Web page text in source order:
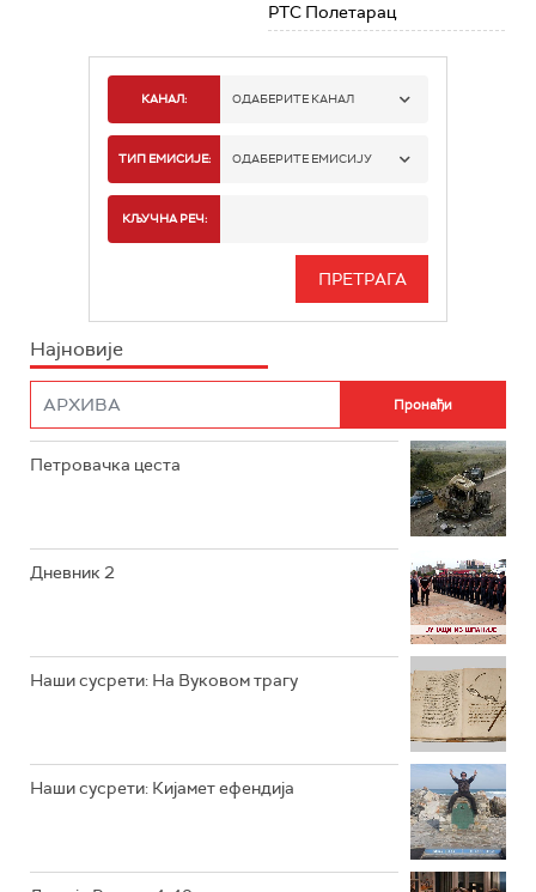
РТС Полетарац
КАНАЛ: ОДАБЕРИТЕ КАНАЛ
РТС 1
РТС 3
ТИП ЕМИСИЈЕ: ОДАБЕРИТЕ ЕМИСИЈУ
ИНФО
КЉУЧНА РЕЧ:
Најновије
Петровачка цеста
Дневник 2
Наши сусрети: На Вуковом трагу
Наши сусрети: Кијамет ефендија